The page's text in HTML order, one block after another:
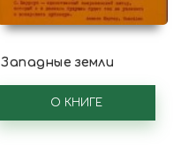
Западные земли
О КНИГЕ